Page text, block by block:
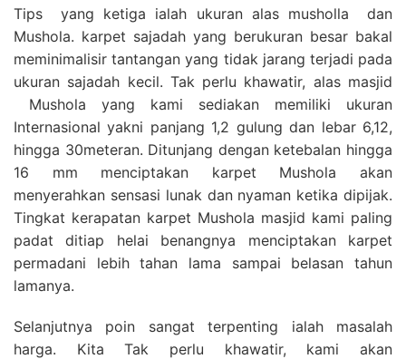
Tips yang ketiga ialah ukuran alas musholla dan
Mushola. karpet sajadah yang berukuran besar bakal
meminimalisir tantangan yang tidak jarang terjadi pada
ukuran sajadah kecil. Tak perlu khawatir, alas masjid
Mushola yang kami sediakan memiliki ukuran
Internasional yakni panjang 1,2 gulung dan lebar 6,12,
hingga 30meteran. Ditunjang dengan ketebalan hingga
16 mm menciptakan karpet Mushola akan
menyerahkan sensasi lunak dan nyaman ketika dipijak.
Tingkat kerapatan karpet Mushola masjid kami paling
padat ditiap helai benangnya menciptakan karpet
permadani lebih tahan lama sampai belasan tahun
lamanya.
Selanjutnya poin sangat terpenting ialah masalah
harga. Kita Tak perlu khawatir, kami akan